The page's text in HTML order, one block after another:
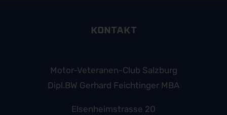
KONTAKT
Motor-Veteranen-Club Salzburg
Dipl.BW Gerhard Feichtinger MBA
Elsenheimstrasse 20